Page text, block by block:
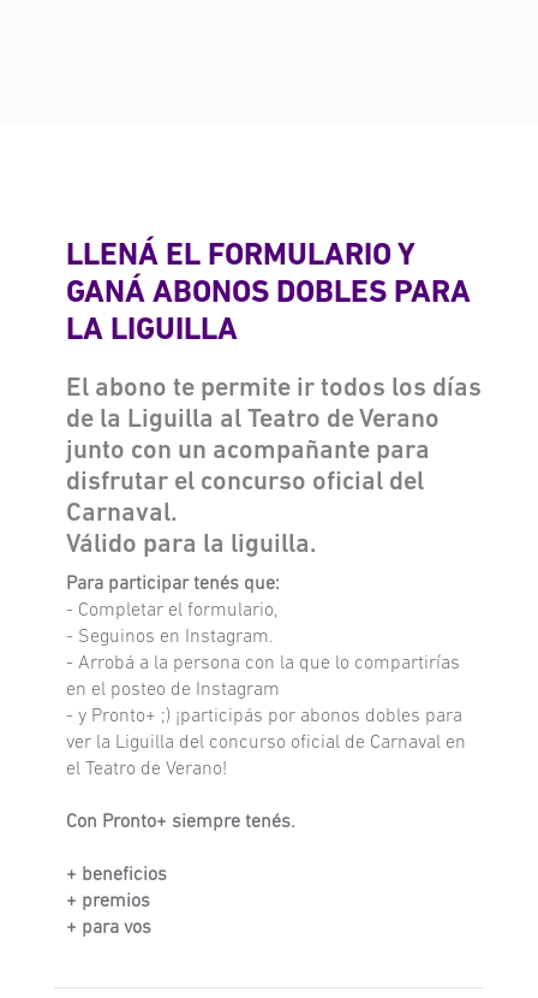
LLENÁ EL FORMULARIO Y
GANÁ ABONOS DOBLES PARA
LA LIGUILLA
El abono te permite ir todos los días
de la Liguilla al Teatro de Verano
junto con un acompañante para
disfrutar el concurso oficial del
Carnaval.
Válido para la liguilla.
Para participar tenés que:
- Completar el formulario,
- Seguinos en Instagram.
- Arrobá a la persona con la que lo compartirías
en el posteo de Instagram
- y Pronto+ ;) ¡participás por abonos dobles para
ver la Liguilla del concurso oficial de Carnaval en
el Teatro de Verano!
Con Pronto+ siempre tenés.
+ beneficios
+ premios
+ para vos